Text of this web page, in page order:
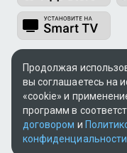
МЫ В СОЦСЕТЯХ
Продолжая
вы соглашаетесь на
«cookie» и
программ в
договором и
конфиденциальности